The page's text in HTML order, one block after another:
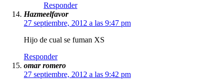
Responder
Hazmeelfavor
27 septiembre, 2012 a las 9:47 pm
Hijo de cual se fuman XS
Responder
omar romero
27 septiembre, 2012 a las 9:42 pm